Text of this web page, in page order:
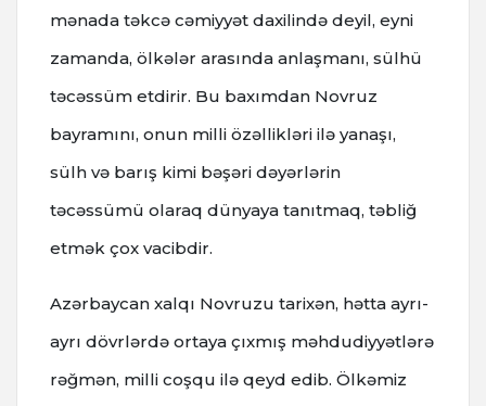
mənada təkcə cəmiyyət daxilində deyil, eyni
zamanda, ölkələr arasında anlaşmanı, sülhü
təcəssüm etdirir. Bu baxımdan Novruz
bayramını, onun milli özəllikləri ilə yanaşı,
sülh və barış kimi bəşəri dəyərlərin
təcəssümü olaraq dünyaya tanıtmaq, təbliğ
etmək çox vacibdir.
Azərbaycan xalqı Novruzu tarixən, hətta ayrı-
ayrı dövrlərdə ortaya çıxmış məhdudiyyətlərə
rəğmən, milli coşqu ilə qeyd edib. Ölkəmiz